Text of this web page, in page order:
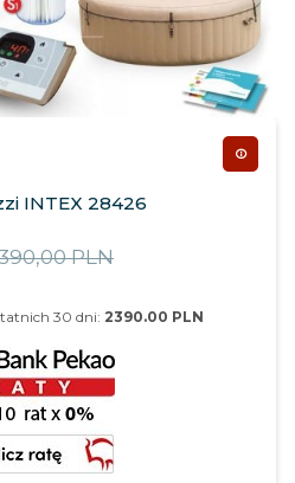
INTEX 28426
PLN
30 dni: 2390.00 PLN